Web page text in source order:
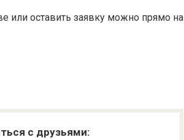
или оставить заявку можно прямо на
с друзьями: